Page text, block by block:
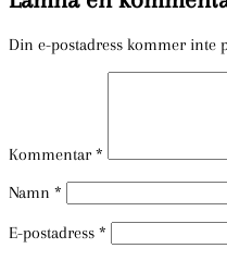
Din e-postadress kommer inte
Kommentar *
Namn *
E-postadress *